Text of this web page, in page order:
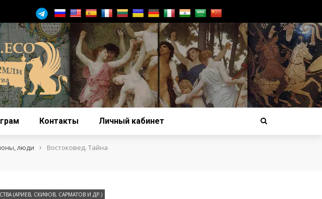
Контакты Личный кабинет
люди ›
Востоковед. Тайна
(АРИЕВ, СКИФОВ, САРМАТОВ И ДР.)